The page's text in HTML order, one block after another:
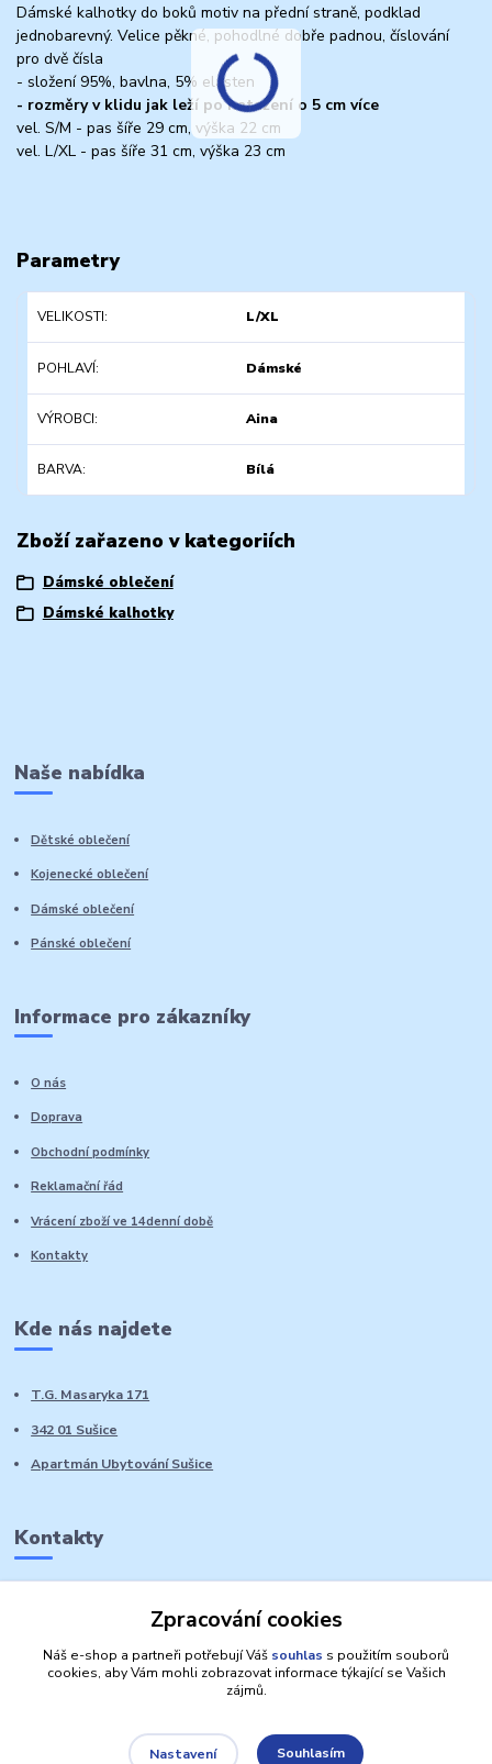
Dámské kalhotky do boků motiv na přední straně, podklad
jednobarevný. Velice pěkné, pohodlné dobře padnou, číslování
pro dvě čísla
- složení 95%, bavlna, 5% elasten
- rozměry v klidu jak leží po natažení o 5 cm více
vel. S/M - pas šíře 29 cm, výška 22 cm
vel. L/XL - pas šíře 31 cm, výška 23 cm
Parametry
VELIKOSTI L/XL
POHLAVÍ Dámské
VÝROBCI Aina
BARVA Bílá
Zboží zařazeno v kategoriích
Dámské oblečení
Dámské kalhotky
Naše nabídka
Dětské oblečení
Kojenecké oblečení
Dámské oblečení
Pánské oblečení
Informace pro zákazníky
O nás
Doprava
Obchodní podmínky
Reklamační řád
Vrácení zboží ve 14denní době
Kontakty
Kde nás najdete
T.G. Masaryka 171
342 01 Sušice
Apartmán Ubytování Sušice
Kontakty
Zpracování cookies
Náš e-shop a partneři potřebují Váš souhlas s použitím souborů
cookies, aby Vám mohli zobrazovat informace týkající se Vašich
zájmů.
Nastavení Souhlasím